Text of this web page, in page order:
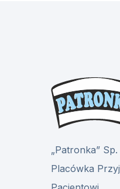
„Patronka”
Placówka